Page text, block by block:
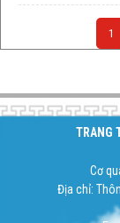
1
TRANG
Cơ
Địa chỉ: